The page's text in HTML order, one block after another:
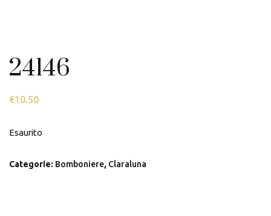
24146
€10.50
Esaurito
Categorie: Bomboniere, Claraluna